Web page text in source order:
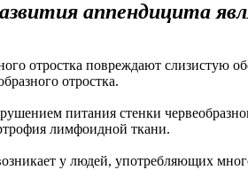
аппендицита
отростка повреждают слизистую
отростка.
питания стенки
лимфоидной ткани.
у людей, употребляющих